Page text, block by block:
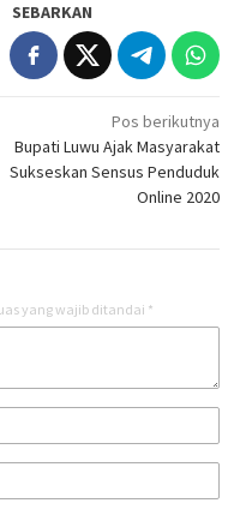
SEBARKAN
Pos berikutnya
Bupati Luwu Ajak Masyarakat
Sukseskan Sensus Penduduk
Online 2020
yang wajib ditandai *